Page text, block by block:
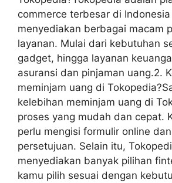
commerce terbesar di Indonesia
menyediakan berbagai macam
layanan. Mulai dari kebutuhan
gadget, hingga layanan
asuransi dan pinjaman uang.2.
meminjam uang di
kelebihan meminjam uang di
proses yang mudah dan cepat.
perlu mengisi formulir online
persetujuan. Selain itu,
menyediakan banyak pilihan
kamu pilih sesuai dengan